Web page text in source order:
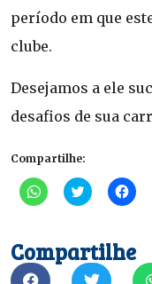
período em que
clube.
Desejamos a ele
desafios de sua
Compartilhe:
Clique
para
em
nova
janela)
Clique
para
em
nova
janela)
em
nova
Compartilhe